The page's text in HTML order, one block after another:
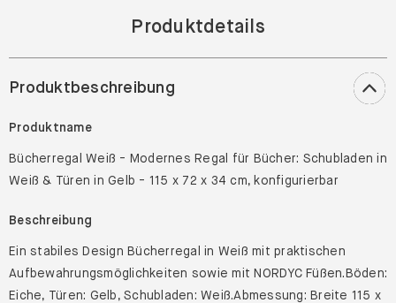
Produktdetails
Produktbeschreibung
Produktname
Bücherregal Weiß - Modernes Regal für Bücher: Schubladen in
Weiß & Türen in Gelb - 115 x 72 x 34 cm, konfigurierbar
Beschreibung
Ein stabiles Design Bücherregal in Weiß mit praktischen
Aufbewahrungsmöglichkeiten sowie mit NORDYC Füßen.Böden:
Eiche, Türen: Gelb, Schubladen: Weiß.Abmessung: Breite 115 x